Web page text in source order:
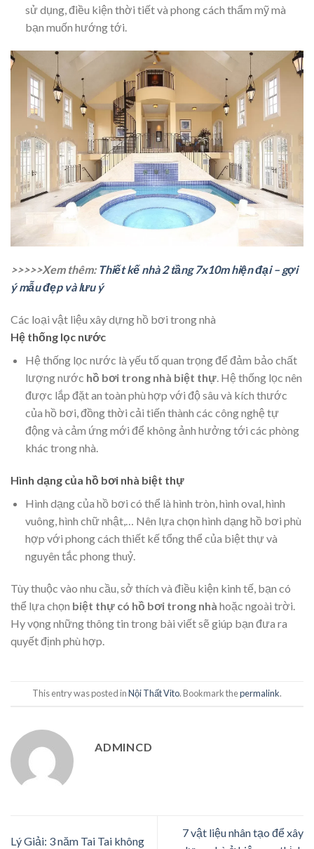
sử dụng, điều kiện thời tiết và phong cách thẩm mỹ mà
bạn muốn hướng tới.
>>>>>Xem thêm: Thiết kế nhà 2 tầng 7x10m hiện đại – gợi
ý mẫu đẹp và lưu ý
Các loại vật liệu xây dựng hồ bơi trong nhà
Hệ thống lọc nước
Hệ thống lọc nước là yếu tố quan trọng để đảm bảo chất
lượng nước hồ bơi trong nhà biệt thự. Hệ thống lọc nên
được lắp đặt an toàn phù hợp với độ sâu và kích thước
của hồ bơi, đồng thời cải tiến thành các công nghệ tự
động và cảm ứng mới để không ảnh hưởng tới các phòng
khác trong nhà.
Hình dạng của hồ bơi nhà biệt thự
Hình dạng của hồ bơi có thể là hình tròn, hình oval, hình
vuông, hình chữ nhật,… Nên lựa chọn hình dạng hồ bơi phù
hợp với phong cách thiết kế tổng thể của biệt thự và
nguyên tắc phong thuỷ.
Tùy thuộc vào nhu cầu, sở thích và điều kiện kinh tế, bạn có
thể lựa chọn biệt thự có hồ bơi trong nhà hoặc ngoài trời.
Hy vọng những thông tin trong bài viết sẽ giúp bạn đưa ra
quyết định phù hợp.
This entry was posted inNội Thất Vito. Bookmark thepermalink.
ADMINCD
Lý Giải: 3 năm Tai Tai không
7 vật liệu nhân tạo để xây